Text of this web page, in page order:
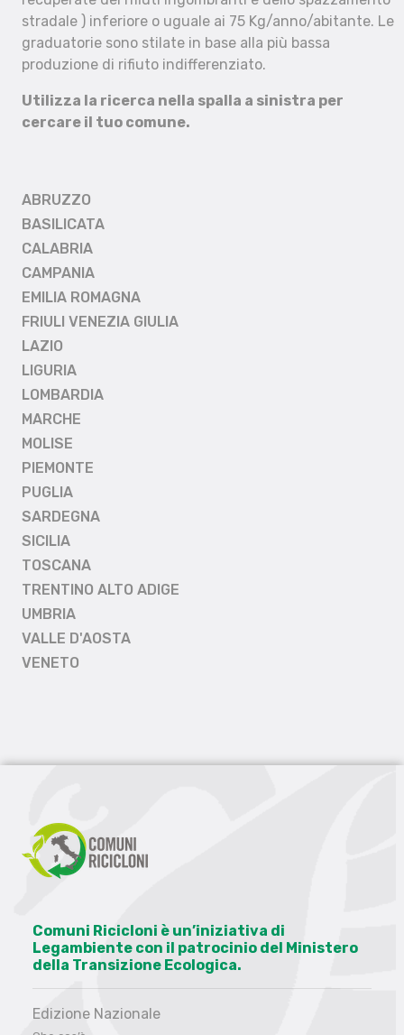
stradale ) inferiore o uguale ai 75 Kg/anno/abitante. Le
graduatorie sono stilate in base alla più bassa
produzione di rifiuto indifferenziato.
Utilizza la ricerca nella spalla a sinistra per
cercare il tuo comune.
ABRUZZO
BASILICATA
CALABRIA
CAMPANIA
EMILIA ROMAGNA
FRIULI VENEZIA GIULIA
LAZIO
LIGURIA
LOMBARDIA
MARCHE
MOLISE
PIEMONTE
PUGLIA
SARDEGNA
SICILIA
TOSCANA
TRENTINO ALTO ADIGE
UMBRIA
VALLE D'AOSTA
VENETO
Comuni Ricicloni è un’iniziativa di
Legambiente con il patrocinio del Ministero
della Transizione Ecologica.
Edizione Nazionale